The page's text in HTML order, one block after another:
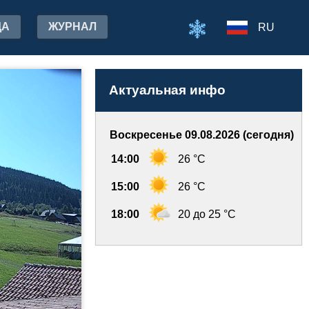
ЖУРНАЛ RU
Актуальная инфо
Воскресенье 09.08.2026 (сегодня)
14:00 26 °C
15:00 26 °C
18:00 20 до 25 °C